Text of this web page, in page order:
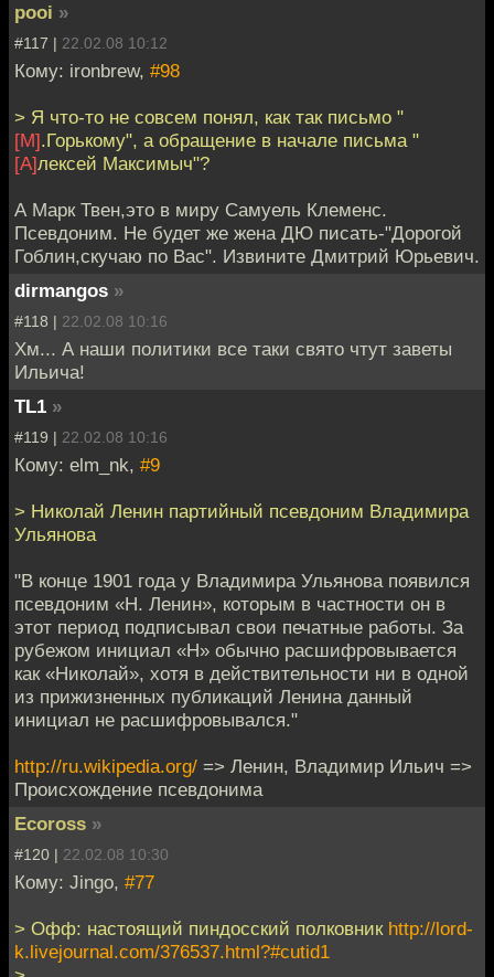
pooi »
#117 | 22.02.08 10:12
Кому: ironbrew, #98
> Я что-то не совсем понял, как так письмо "
[М].Горькому", а обращение в начале письма "
[А]лексей Максимыч"?
А Марк Твен,это в миру Самуель Клеменс.
Псевдоним. Не будет же жена ДЮ писать-"Дорогой
Гоблин,скучаю по Вас". Извините Дмитрий Юрьевич.
dirmangos »
#118 | 22.02.08 10:16
Хм... А наши политики все таки свято чтут заветы
Ильича!
TL1 »
#119 | 22.02.08 10:16
Кому: elm_nk, #9
> Николай Ленин партийный псевдоним Владимира
Ульянова
"В конце 1901 года у Владимира Ульянова появился
псевдоним «Н. Ленин», которым в частности он в
этот период подписывал свои печатные работы. За
рубежом инициал «Н» обычно расшифровывается
как «Николай», хотя в действительности ни в одной
из прижизненных публикаций Ленина данный
инициал не расшифровывался."
http://ru.wikipedia.org/ => Ленин, Владимир Ильич =>
Происхождение псевдонима
Ecoross »
#120 | 22.02.08 10:30
Кому: Jingo, #77
> Офф: настоящий пиндосский полковник http://lord-
k.livejournal.com/376537.html?#cutid1